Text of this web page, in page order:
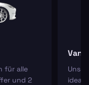
für alle
und 2
Van
ideal